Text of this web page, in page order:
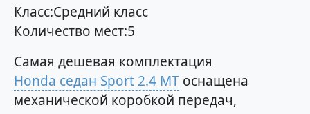
Класс:Средний класс
Количество мест:5
Самая дешевая комплектация
Honda седан Sport 2.4 MT оснащена
механической коробкой передач,